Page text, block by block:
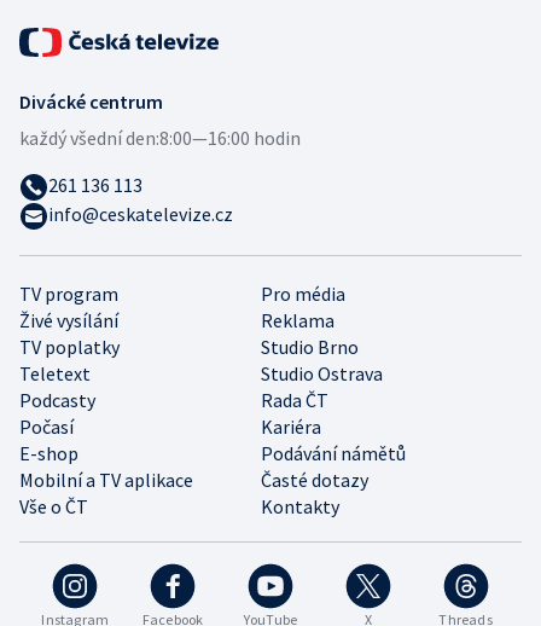
Instagram Facebook YouTube X Threads
TV program
Pro média
Živé vysílání
Reklama
TV poplatky
Studio Brno
Teletext
Studio Ostrava
Podcasty
Rada ČT
Počasí
Kariéra
E-shop
Podávání námětů
Mobilní a TV aplikace
Časté dotazy
Vše o ČT
Kontakty
Divácké centrum
každý všední den:8:00—16:00 hodin
261 136 113
info@ceskatelevize.cz